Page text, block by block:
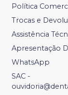
Política
Trocas e
Assistência
Apresentação
WhatsApp
SAC -